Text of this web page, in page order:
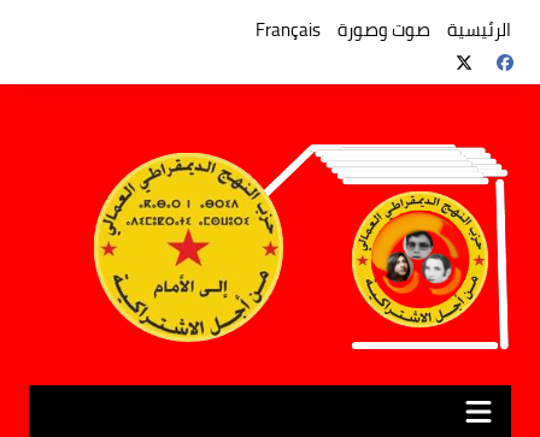
المحتوى
الرئيسية صوت وصورة Français